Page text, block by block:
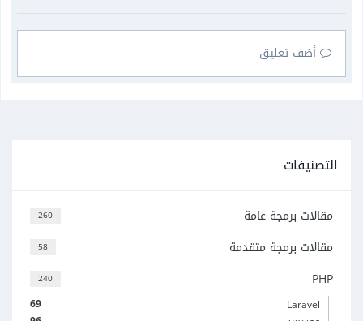
أضف تعليق
التصنيفات
260 مقالات برمجة عامة
58 مقالات برمجة متقدمة
240 PHP
69
Laravel